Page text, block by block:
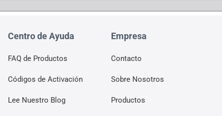
Centro de Ayuda
FAQ de Productos
Códigos de Activación
Lee Nuestro Blog
Empresa
Contacto
Sobre Nosotros
Productos